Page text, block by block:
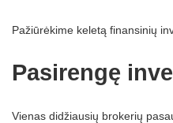
Pažiūrėkime keletą finansinių
Pasirengę
Vienas didžiausių brokerių